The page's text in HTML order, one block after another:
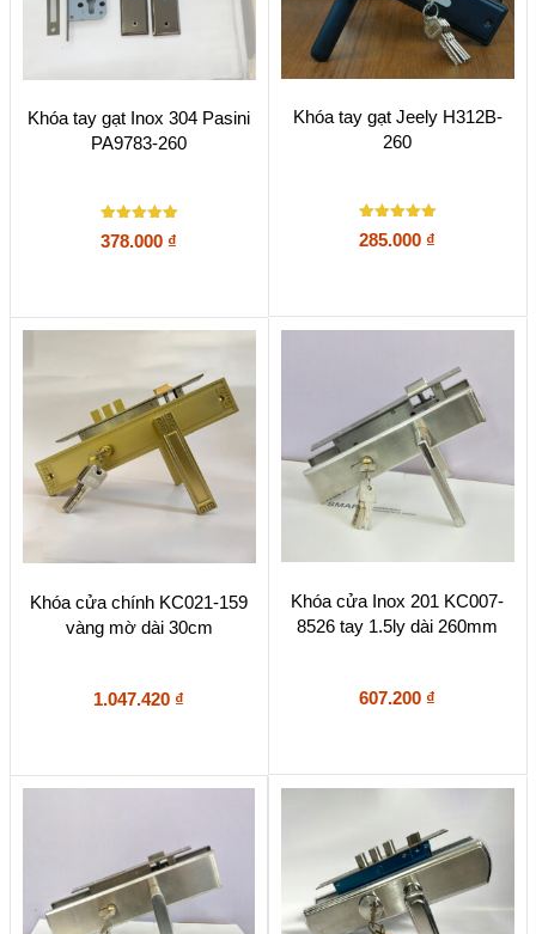
Khóa tay gạt Inox 304 Pasini
PA9783-260
Được xếp
hạng
378.000 ₫
Khóa tay gạt Jeely H312B-
260
Được xếp
hạng
285.000 ₫
Khóa cửa chính KC021-159
vàng mờ dài 30cm
1.047.420 ₫
Khóa cửa Inox 201 KC007-
8526 tay 1.5ly dài 260mm
607.200 ₫